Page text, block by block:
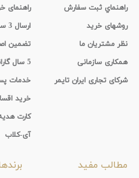
راهنماي ثبت سفارش
روشهای خرید
نظر مشتریان ما
همکاری سازمانی
شرکای تجاری ایران تایمر
راهنمای
ارسال 3 ساعته محصولات
تضمین
5 سال گارانتی ساعت مچی
خدمات
خرید
کارت
آی-کلاب
مطالب مفید